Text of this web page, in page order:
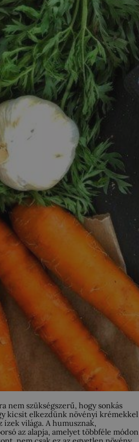
nem szükségszerű, hogy sonkás
kicsit elkezdünk növényi krémekkel
világa. A humusznak,
az alapja, amelyet többféle módon